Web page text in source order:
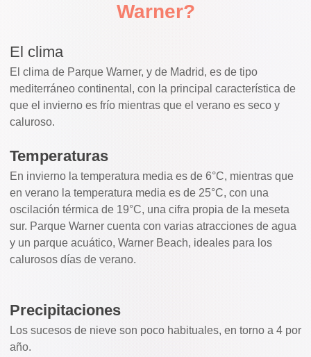
Warner?
El clima
El clima de Parque Warner, y de Madrid, es de tipo
mediterráneo continental, con la principal característica de
que el invierno es frío mientras que el verano es seco y
caluroso.
Temperaturas
En invierno la temperatura media es de 6°C, mientras que
en verano la temperatura media es de 25°C, con una
oscilación térmica de 19°C, una cifra propia de la meseta
sur. Parque Warner cuenta con varias atracciones de agua
y un parque acuático, Warner Beach, ideales para los
calurosos días de verano.
Precipitaciones
Los sucesos de nieve son poco habituales, en torno a 4 por
año.